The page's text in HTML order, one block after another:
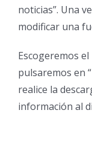
noticias”. Una
modificar una
Escogeremos
pulsaremos en
realice la
información al